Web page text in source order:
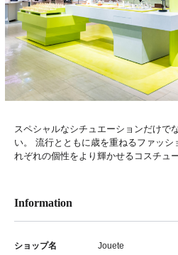
スペシャルなシチュエーションだけで
い。 流行とともに歳を重ねるファッ
れぞれの個性をより輝かせるコスチュ
Information
ショップ名 Jouete